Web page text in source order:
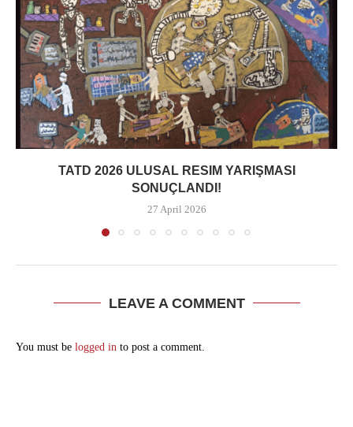
TATD 2026 ULUSAL RESIM YARIŞMASI
SONUÇLANDI!
27 April 2026
LEAVE A COMMENT
You must be logged in to post a comment.